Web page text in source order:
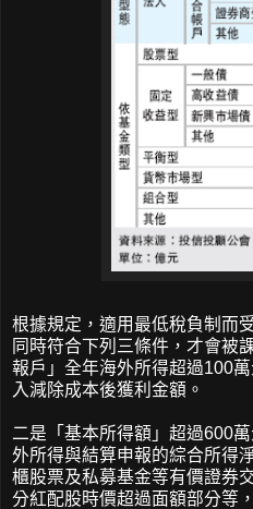
根據規定，適用最低稅負制而
同時符合下列三條件，才會被
報戶」全年海外所得超過100
入減除成本後獲利金額。
二是「基本所得額」超過600
外所得與結算申報的綜合所得
櫃股票及私募基金等有價證券
分紅配股時價超過面額部分等